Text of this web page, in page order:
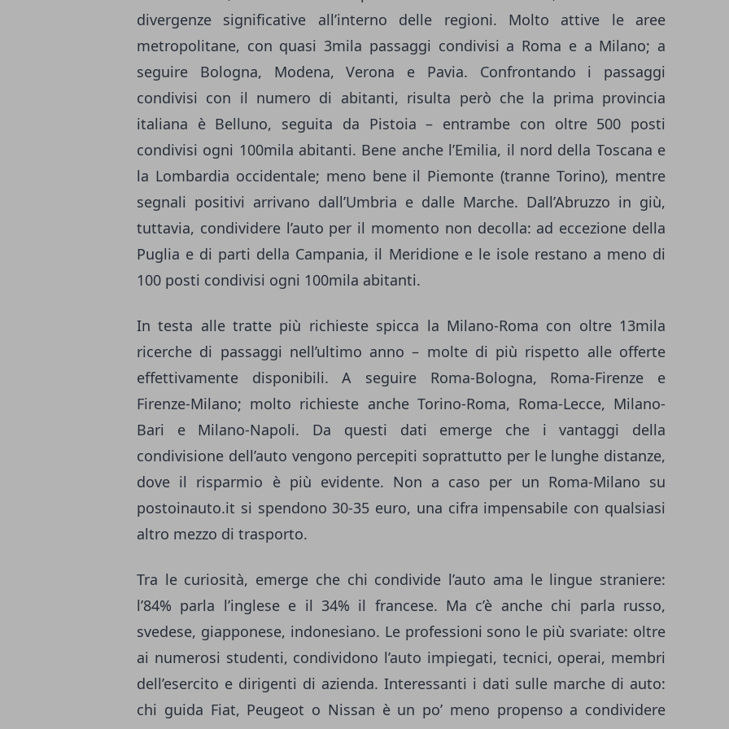
divergenze significative all’interno delle regioni. Molto attive le aree
metropolitane, con quasi 3mila passaggi condivisi a Roma e a Milano; a
seguire Bologna, Modena, Verona e Pavia. Confrontando i passaggi
condivisi con il numero di abitanti, risulta però che la prima provincia
italiana è Belluno, seguita da Pistoia – entrambe con oltre 500 posti
condivisi ogni 100mila abitanti. Bene anche l’Emilia, il nord della Toscana e
la Lombardia occidentale; meno bene il Piemonte (tranne Torino), mentre
segnali positivi arrivano dall’Umbria e dalle Marche. Dall’Abruzzo in giù,
tuttavia, condividere l’auto per il momento non decolla: ad eccezione della
Puglia e di parti della Campania, il Meridione e le isole restano a meno di
100 posti condivisi ogni 100mila abitanti.
In testa alle tratte più richieste spicca la Milano-Roma con oltre 13mila
ricerche di passaggi nell’ultimo anno – molte di più rispetto alle offerte
effettivamente disponibili. A seguire Roma-Bologna, Roma-Firenze e
Firenze-Milano; molto richieste anche Torino-Roma, Roma-Lecce, Milano-
Bari e Milano-Napoli. Da questi dati emerge che i vantaggi della
condivisione dell’auto vengono percepiti soprattutto per le lunghe distanze,
dove il risparmio è più evidente. Non a caso per un Roma-Milano su
postoinauto.it si spendono 30-35 euro, una cifra impensabile con qualsiasi
altro mezzo di trasporto.
Tra le curiosità, emerge che chi condivide l’auto ama le lingue straniere:
l’84% parla l’inglese e il 34% il francese. Ma c’è anche chi parla russo,
svedese, giapponese, indonesiano. Le professioni sono le più svariate: oltre
ai numerosi studenti, condividono l’auto impiegati, tecnici, operai, membri
dell’esercito e dirigenti di azienda. Interessanti i dati sulle marche di auto:
chi guida Fiat, Peugeot o Nissan è un po’ meno propenso a condividere